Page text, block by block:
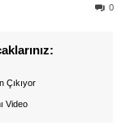
0
Çıkıyor
Video